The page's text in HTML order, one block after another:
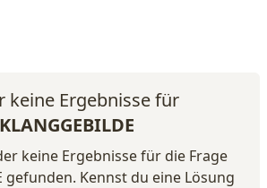
keine Ergebnisse für
KLANGGEBILDE
keine Ergebnisse für die Frage
gefunden. Kennst du eine Lösung